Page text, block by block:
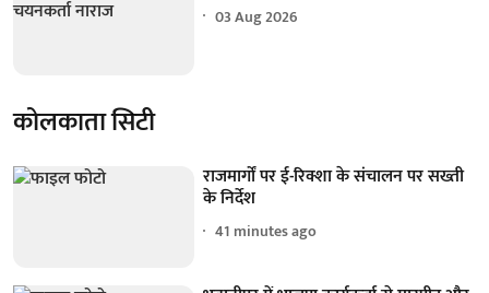
03 Aug 2026
कोलकाता सिटी
राजमार्गों पर ई-रिक्शा के संचालन पर सख्ती
के निर्देश
41 minutes ago